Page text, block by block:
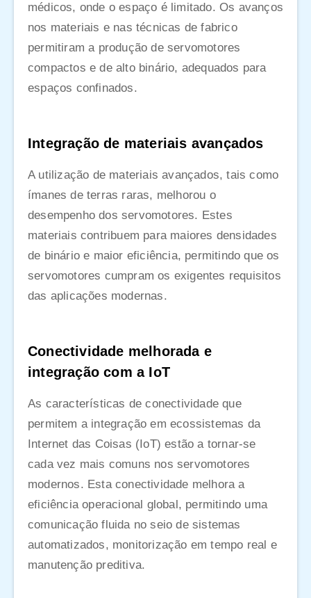
médicos, onde o espaço é limitado. Os avanços
nos materiais e nas técnicas de fabrico
permitiram a produção de servomotores
compactos e de alto binário, adequados para
espaços confinados.
Integração de materiais avançados
A utilização de materiais avançados, tais como
ímanes de terras raras, melhorou o
desempenho dos servomotores. Estes
materiais contribuem para maiores densidades
de binário e maior eficiência, permitindo que os
servomotores cumpram os exigentes requisitos
das aplicações modernas.
Conectividade melhorada e
integração com a IoT
As características de conectividade que
permitem a integração em ecossistemas da
Internet das Coisas (IoT) estão a tornar-se
cada vez mais comuns nos servomotores
modernos. Esta conectividade melhora a
eficiência operacional global, permitindo uma
comunicação fluida no seio de sistemas
automatizados, monitorização em tempo real e
manutenção preditiva.